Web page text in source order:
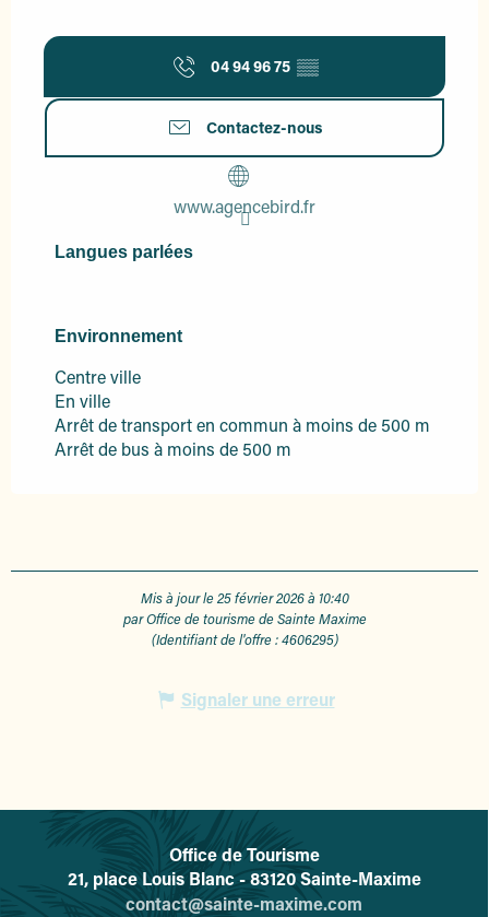
04 94 96 75 ▒▒
Contactez-nous
www.agencebird.fr
Langues parlées
Langues parlées
Environnement
Environnement
Centre ville
En ville
Arrêt de transport en commun à moins de 500 m
Arrêt de bus à moins de 500 m
Mis à jour le 25 février 2026 à 10:40
par Office de tourisme de Sainte Maxime
(Identifiant de l'offre :4606295)
Signaler une erreur
L'office de tourisme de Sainte-
Office de Tourisme
21, place Louis Blanc - 83120 Sainte-Maxime
contact@sainte-maxime.com